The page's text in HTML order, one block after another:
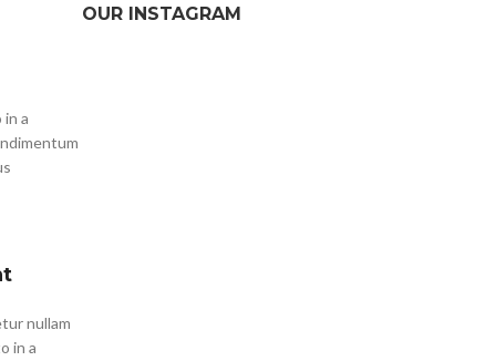
a
nullam
in a
OUR INSTAGRAM